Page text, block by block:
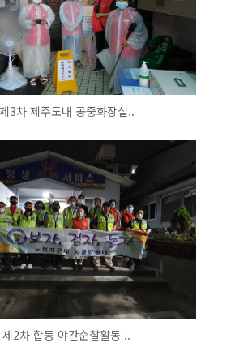
제3차 제주도내 공중화장실..
제2차 합동 야간순찰활동 ..